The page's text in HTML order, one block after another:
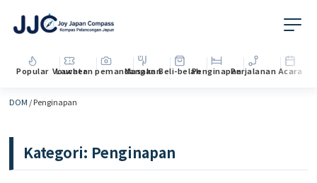
Popular Voucher
Lawatan pemandangan
MasakanBeli-belahPenginapanPerjalanan Acara
DOM /Penginapan
Kategori: Penginapan